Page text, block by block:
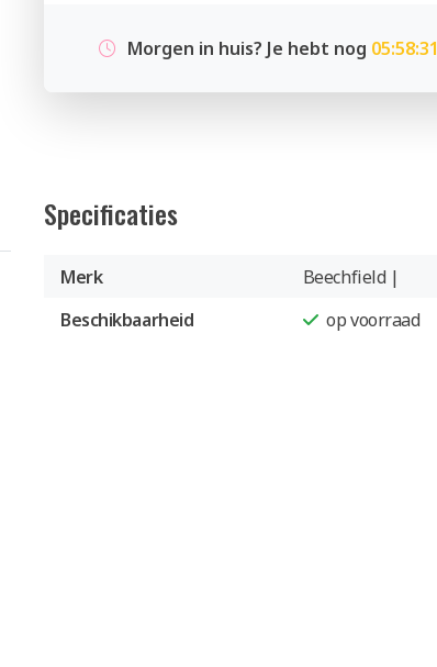
Morgen in huis? Je hebt nog 05:58:31
Specificaties
Merk
Beechfield |
Beschikbaarheid
op voorraad